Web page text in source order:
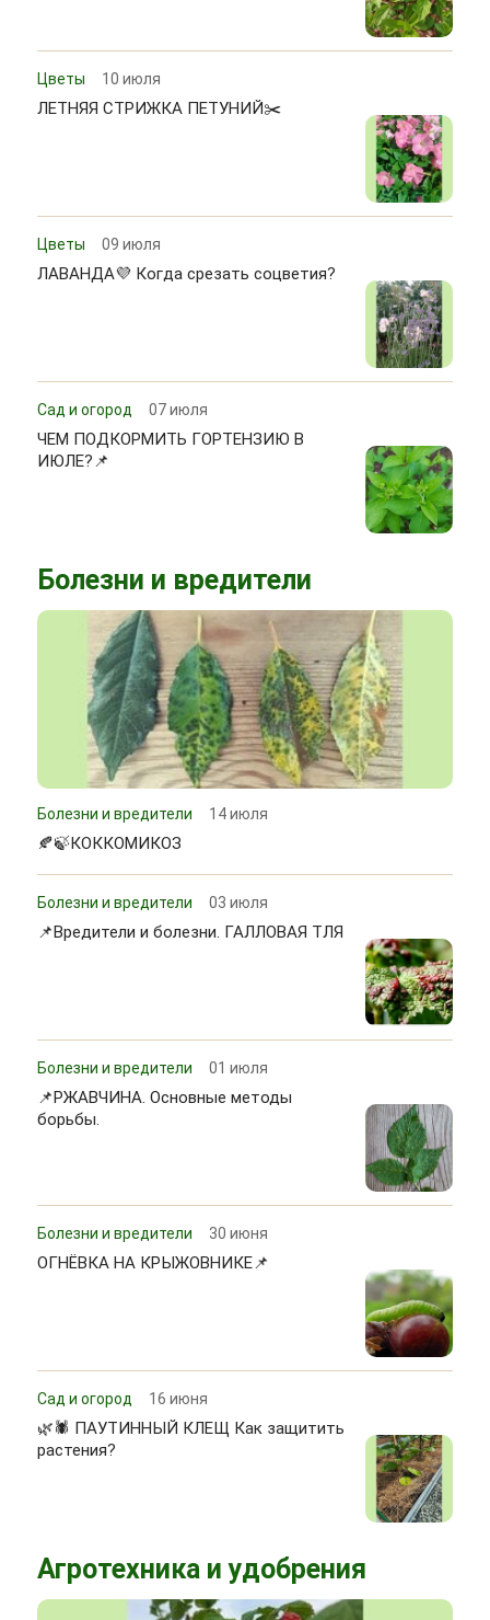
Цветы 10 июля
ЛЕТНЯЯ СТРИЖКА ПЕТУНИЙ✂️
Цветы 09 июля
ЛАВАНДА💜 Когда срезать соцветия?
Сад и огород 07 июля
ЧЕМ ПОДКОРМИТЬ ГОРТЕНЗИЮ В
ИЮЛЕ?📌
Болезни и вредители
Болезни и вредители 14 июля
🍂🍃КОККОМИКОЗ
Болезни и вредители 03 июля
📌Вредители и болезни. ГАЛЛОВАЯ ТЛЯ
Болезни и вредители 01 июля
📌РЖАВЧИНА. Основные методы
борьбы.
Болезни и вредители 30 июня
ОГНЁВКА НА КРЫЖОВНИКЕ📌
Сад и огород 16 июня
🌿🕷 ПАУТИННЫЙ КЛЕЩ Как защитить
растения?
Агротехника и удобрения